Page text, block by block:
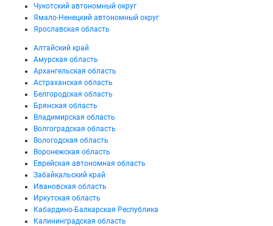
Чукотский автономный округ
Ямало-Ненецкий автономный округ
Ярославская область
Алтайский край
Амурская область
Архангельская область
Астраханская область
Белгородская область
Брянская область
Владимирская область
Волгоградская область
Вологодская область
Воронежская область
Еврейская автономная область
Забайкальский край
Ивановская область
Иркутская область
Кабардино-Балкарская Республика
Калининградская область